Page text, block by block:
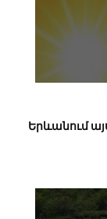
Երևանում